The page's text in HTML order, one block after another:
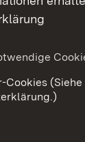
Cookies (Siehe